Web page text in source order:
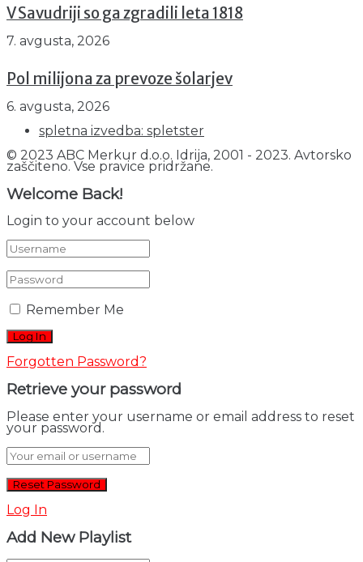
V Savudriji so ga zgradili leta 1818
7. avgusta, 2026
Pol milijona za prevoze šolarjev
6. avgusta, 2026
spletna izvedba: spletster
© 2023 ABC Merkur d.o.o. Idrija, 2001 - 2023. Avtorsko
zaščiteno. Vse pravice pridržane.
Welcome Back!
Login to your account below
Remember Me
Forgotten Password?
Retrieve your password
Please enter your username or email address to reset
your password.
Log In
Add New Playlist